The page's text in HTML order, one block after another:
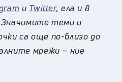
и Twitter, ела и в
теми и
са още по-близо до
мрежи – ние